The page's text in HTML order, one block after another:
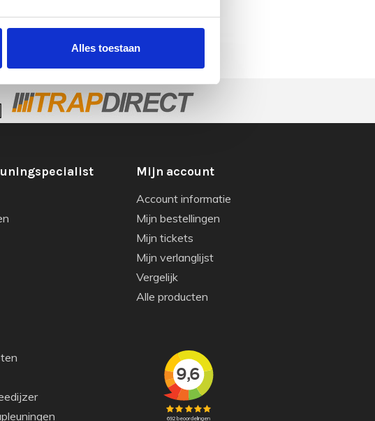
Alles toestaan
Mijn account
Account informatie
Mijn bestellingen
Mijn tickets
Mijn verlanglijst
Vergelijk
Alle producten